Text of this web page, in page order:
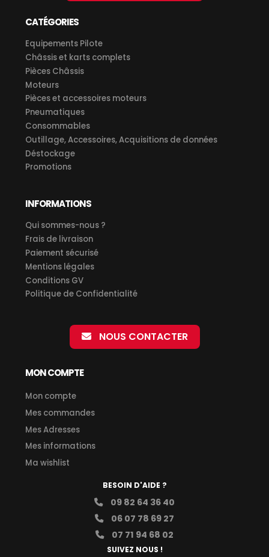
CATÉGORIES
Equipements Pilote
Châssis et karts complets
Pièces Châssis
Moteurs
Pièces et accessoires moteurs
Pneumatiques
Consommables
Outillage, Accessoires, Acquisitions de données
Déstockage
Promotions
INFORMATIONS
Qui sommes-nous ?
Frais de livraison
Paiement sécurisé
Mentions légales
Conditions GV
Politique de Confidentialité
NOUS CONTACTER
MON COMPTE
Mon compte
Mes commandes
Mes Adresses
Mes informations
Ma wishlist
BESOIN D'AIDE ?
09 82 64 36 40
06 07 78 69 27
07 71 94 68 02
SUIVEZ NOUS !